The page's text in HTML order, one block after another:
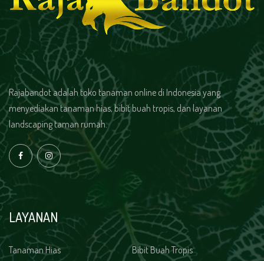
Rajabandot adalah toko tanaman online di Indonesia yang
menyediakan tanaman hias, bibit buah tropis, dan layanan
landscaping taman rumah.
LAYANAN
Tanaman Hias
Bibit Buah Tropis